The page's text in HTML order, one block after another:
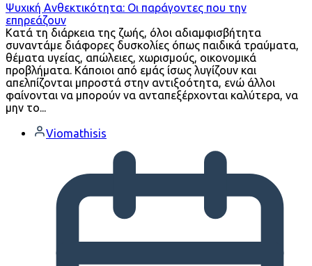
Ψυχική Ανθεκτικότητα: Οι παράγοντες που την
επηρεάζουν
Κατά τη διάρκεια της ζωής, όλοι αδιαμφισβήτητα
συναντάμε διάφορες δυσκολίες όπως παιδικά τραύματα,
θέματα υγείας, απώλειες, χωρισμούς, οικονομικά
προβλήματα. Κάποιοι από εμάς ίσως λυγίζουν και
απελπίζονται μπροστά στην αντιξοότητα, ενώ άλλοι
φαίνονται να μπορούν να ανταπεξέρχονται καλύτερα, να
μην το...
Viomathisis